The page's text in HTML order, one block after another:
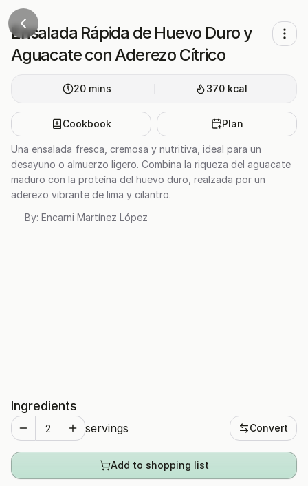
Ensalada Rápida de Huevo Duro y
Aguacate con Aderezo Cítrico
20 mins 370kcal
Cookbook Plan
Una ensalada fresca, cremosa y nutritiva, ideal para un
desayuno o almuerzo ligero. Combina la riqueza del aguacate
maduro con la proteína del huevo duro, realzada por un
aderezo vibrante de lima y cilantro.
By: Encarni Martínez López
Ingredients
servings Convert
Add to shopping list